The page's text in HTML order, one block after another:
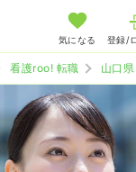
気になる 登録/
看護roo! 転職 山口県